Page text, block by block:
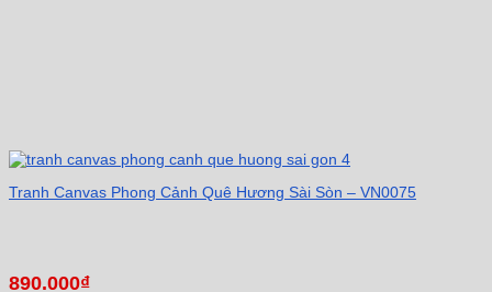
Tranh Canvas Phong Cảnh Quê Hương Sài Sòn – VN0075
890.000₫